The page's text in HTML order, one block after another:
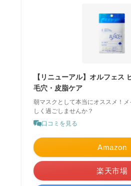
【リニューアル】オルフェス
毛穴・皮脂ケア
朝マスクとして本当にオススメ！
しく過ごしませんか？
口コミを見る
Amazon
楽天市場